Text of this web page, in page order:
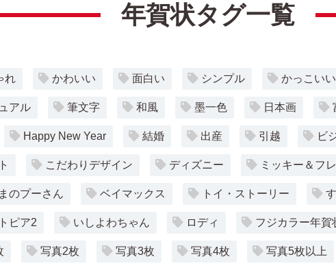
年賀状タグ一覧
れ かわいい 面白い シンプル かっこいい
アル 筆文字 和風 墨一色 日本画
Happy New Year 結婚 出産 引越 ビ
こだわりデザイン ディズニー ミッキー＆フ
のプーさん ベイマックス トイ・ストーリー
ピア2 いしよわちゃん ロディ フジカラー年賀
写真2枚 写真3枚 写真4枚 写真5枚以上